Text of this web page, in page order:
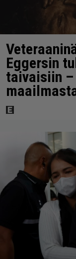
Eggersin
taivaisiin